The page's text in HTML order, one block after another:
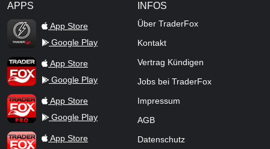
APPS
TraderFox Flash
App Store
Google Play
TraderFox AppApp Store
Google Play
TraderFox ProApp Store
Google Play
TraderFox dpa-AFX ProFeed
App Store
INFOS
Über TraderFox
Kontakt
Vertrag Kündigen
Jobs bei TraderFox
Impressum
AGB
Datenschutz